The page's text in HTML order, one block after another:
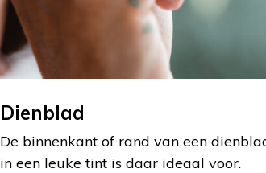
Dienblad
De binnenkant of rand van een
in een leuke tint is daar ideaal voor.